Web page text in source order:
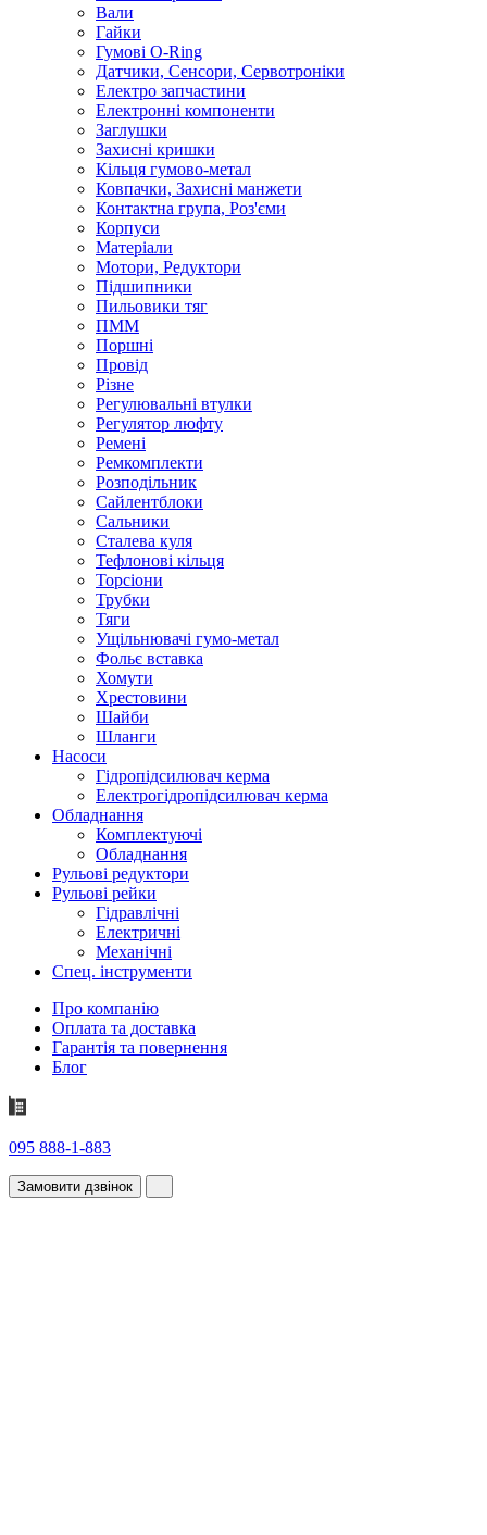
Вали
Гайки
Гумові O-Ring
Датчики, Сенсори, Сервотроніки
Електро запчастини
Електронні компоненти
Заглушки
Захисні кришки
Кільця гумово-метал
Ковпачки, Захисні манжети
Контактна група, Роз'єми
Корпуси
Матеріали
Мотори, Редуктори
Підшипники
Пильовики тяг
ПММ
Поршні
Провід
Різне
Регулювальні втулки
Регулятор люфту
Ремені
Ремкомплекти
Розподільник
Сайлентблоки
Сальники
Сталева куля
Тефлонові кільця
Торсіони
Трубки
Тяги
Ущільнювачі гумо-метал
Фольє вставка
Хомути
Хрестовини
Шайби
Шланги
Насоси
Гідропідсилювач керма
Електрогідропідсилювач керма
Обладнання
Комплектуючі
Обладнання
Рульові редуктори
Рульові рейки
Гідравлічні
Електричні
Механічні
Спец. інструменти
Про компанію
Оплата та доставка
Гарантія та повернення
Блог
095 888-1-883
Замовити дзвінок